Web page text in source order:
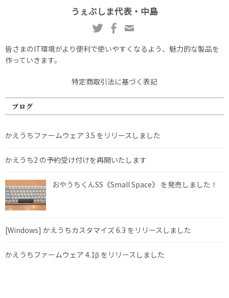
うぇぶしま代表・中島
皆さまのIT環境がより便利で使いやすくなるよう、魅力的な製品を
作っていきます。
特定商取引法に基づく表記
ブログ
かえうちファームウェア 3.5 をリリースしました
かえうち2 の予約受け付けを再開いたします
おやうちくんSS《Small Space》 を発売しました！
[Windows] かえうちカスタマイズ 6.3 をリリースしました
かえうちファームウェア 4.1β をリリースしました